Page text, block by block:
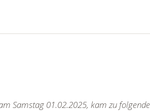
Samstag 01.02.2025, kam zu